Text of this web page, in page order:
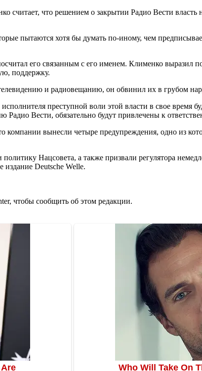
считает, что решением о закрытии Радио Вести
пытаются хотя бы думать по-иному, чем
его связанным с его именем. Клименко выразил
поддержку.
и радиовещанию, он обвинил их в грубом
преступной воли этой власти в свое время
Вести, обязательно будут привлечены к
компании вынесли четыре предупреждения, одно из
политику Нацсовета, а также призвали регулятора
издание Deutsche Welle.
чтобы сообщить об этом редакции.